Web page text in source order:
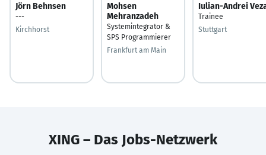
Jörn Behnsen
---
Kirchhorst
Mohsen
Mehranzadeh
Systemintegrator &
SPS Programmierer
Frankfurt am Main
Iulian-Andrei
Trainee
Stuttgart
XING – Das Jobs-Netzwerk